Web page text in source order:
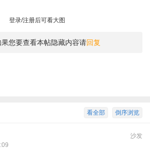
登录/注册后可看大图
您要查看本帖隐藏内容请回复
倒序浏览
看全部
沙发